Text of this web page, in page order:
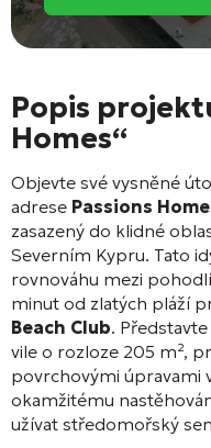
Popis
Homes“
Objevte své vysněné
adrese Passions
zasazený do klidné
Severním Kypru. Tato
rovnováhu mezi
minut od zlatých pláží
Beach Club.
vile o rozloze 205 m²,
povrchovými úpravami
okamžitému
užívat středomořský sen